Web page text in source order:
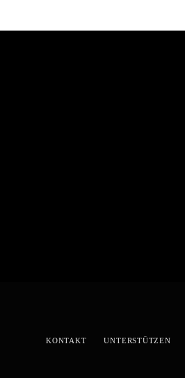
KONTAKT UNTERSTÜTZEN